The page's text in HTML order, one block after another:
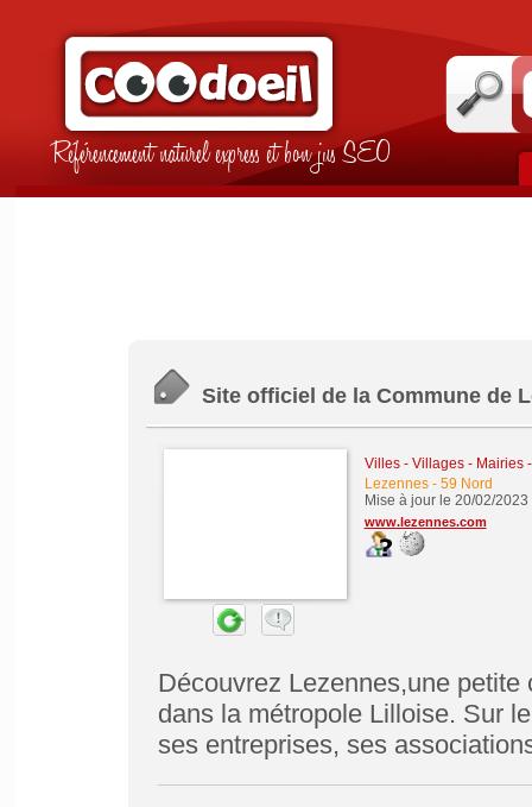
Référencement naturel express et bon jus SEO
Site officiel de la Commune de
Villes - Villages - Mairies
Lezennes- 59 Nord
Mise à jour le 20/02/2023
www.lezennes.com
Découvrez Lezennes,une
dans la métropole Lilloise. Sur
ses entreprises, ses